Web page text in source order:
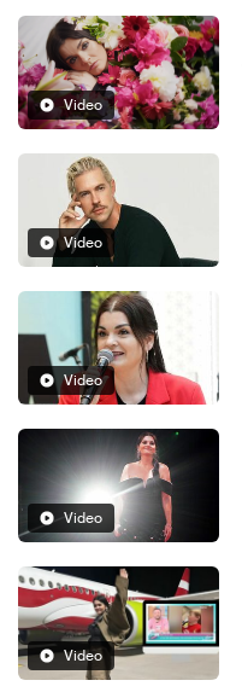
Video
Video
Video
Video
Video